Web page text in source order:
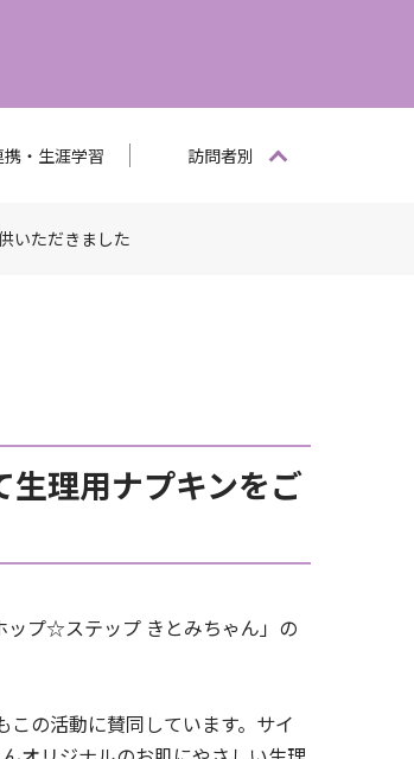
・生涯学習 訪問者別
いただきました
理用ナプキンをご
ップ☆ステップ きとみちゃん」の
の活動に賛同しています。サイ